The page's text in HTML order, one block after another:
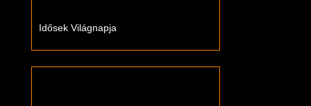
Idősek Világnapja